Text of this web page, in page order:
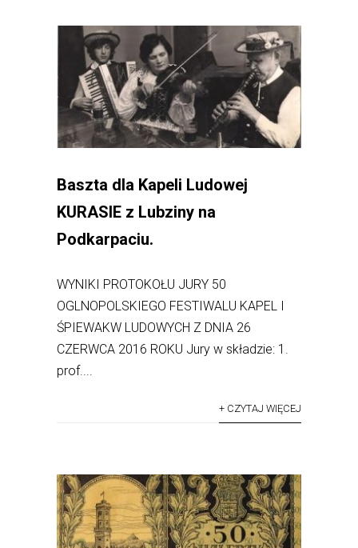
Baszta dla Kapeli Ludowej
KURASIE z Lubziny na
Podkarpaciu.
WYNIKI PROTOKOŁU JURY 50
OGLNOPOLSKIEGO FESTIWALU KAPEL I
ŚPIEWAKW LUDOWYCH Z DNIA 26
CZERWCA 2016 ROKU Jury w składzie: 1.
prof....
+ CZYTAJ WIĘCEJ